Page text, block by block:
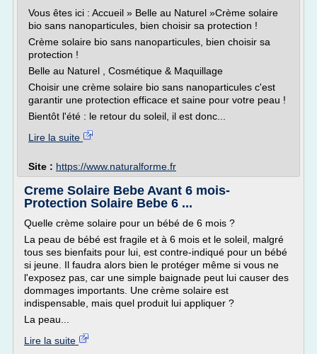
Vous êtes ici : Accueil » Belle au Naturel »Crème solaire
bio sans nanoparticules, bien choisir sa protection !
Crème solaire bio sans nanoparticules, bien choisir sa
protection !
Belle au Naturel , Cosmétique & Maquillage
Choisir une crème solaire bio sans nanoparticules c'est
garantir une protection efficace et saine pour votre peau !
Bientôt l'été : le retour du soleil, il est donc...
Lire la suite
Site : https://www.naturalforme.fr
Creme Solaire Bebe Avant 6 mois-
Protection Solaire Bebe 6 ...
Quelle crème solaire pour un bébé de 6 mois ?
La peau de bébé est fragile et à 6 mois et le soleil, malgré
tous ses bienfaits pour lui, est contre-indiqué pour un bébé
si jeune. Il faudra alors bien le protéger même si vous ne
l'exposez pas, car une simple baignade peut lui causer des
dommages importants. Une crème solaire est
indispensable, mais quel produit lui appliquer ?
La peau...
Lire la suite